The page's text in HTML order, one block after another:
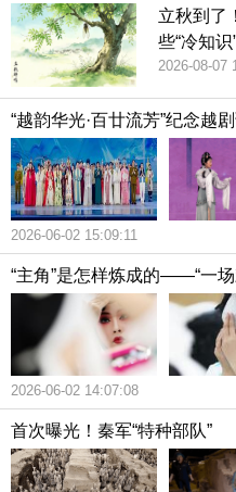
立秋到了
些“冷知识
2026-08-07
“越韵华光·百廿流芳”纪念越
2026-06-02 15:09:11
“主角”是怎样炼成的——“一
2026-06-02 14:07:08
首次曝光！秦军“特种部队”